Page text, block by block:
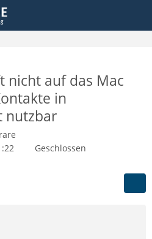
nicht auf das Mac
in
nutzbar
Geschlossen